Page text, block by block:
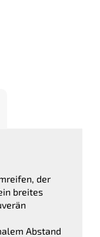
der
breites
Abstand